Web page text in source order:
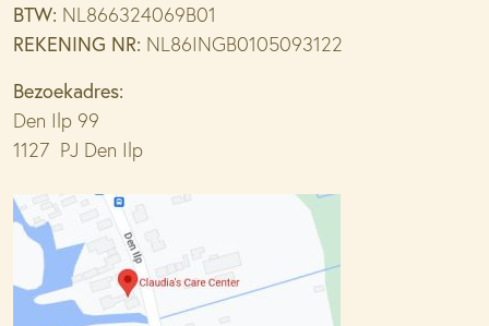
BTW: NL866324069B01
REKENING NR: NL86INGB0105093122
Bezoekadres:
Den Ilp 99
1127 PJ Den Ilp